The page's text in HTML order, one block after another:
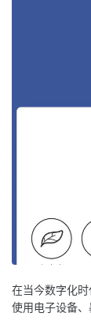
在当今数字化
使用电子设备、